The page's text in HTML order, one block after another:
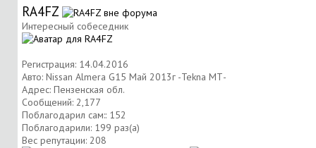
RA4FZ
Интересный собеседник
Регистрация: 14.04.2016
Авто: Nissan Almera G15 Май 2013г -Tekna МТ-
Адрес: Пензенская обл.
Сообщений: 2,177
Поблагодарил сам:: 152
Поблагодарили: 199 раз(а)
Вес репутации: 208